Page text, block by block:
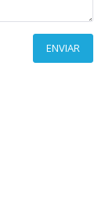
ENVIAR